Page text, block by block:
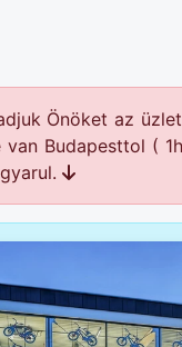
Önöket az
van Budapesttol (